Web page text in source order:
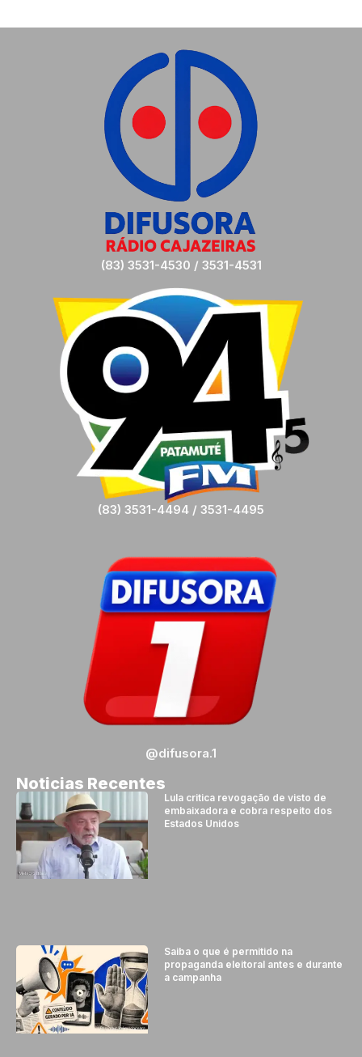
(83) 3531-4530 / 3531-4531
(83) 3531-4494 / 3531-4495
@difusora.1
Noticias Recentes
Lula critica revogação de visto de
embaixadora e cobra respeito dos
Estados Unidos
Saiba o que é permitido na
propaganda eleitoral antes e durante
a campanha